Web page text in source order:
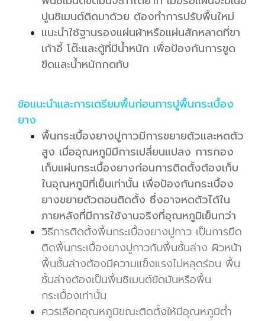
ปูนซิเมนต์ติดมาด้วย ต้องทำการปรับพื้นใหม่
แนะนำใช้ฐานรองแผ่นผ้าหรือแผ่นสักหลาดที่ขา
เก้าอี้ โต๊ะและตู้ที่มีน้ำหนัก เพื่อป้องกันการขูด
ขีดและน้ำหนักกดทับ
ข้อแนะนำและการเตรียมพื้นก่อนการปูพื้นกระเบื้อง
ยาง
พื้นกระเบื้องยางปูกาวมีการขยายตัวและหดตัว
สูง เมื่ออุณหภูมิมีการเปลี่ยนแปลง การกอง
เก็บแผ่นกระเบื้องยางก่อนการติดตั้งต้องเก็บ
ในอุณหภูมิที่เย็นเท่านั้น เพื่อป้องกันกระเบื้อง
ยางขยายตัวตอนติดตั้ง ซึ่งอาจหดตัวได้ใน
ภายหลังที่มีการใช้งานจริงที่อุณหภูมิเย็นกว่า
วิธีการติดตั้งพื้นกระเบื้องยางปูกาว เป็นการยึด
ติดพื้นกระเบื้องยางปูกาวกับพื้นชั้นล่าง ผิวหน้า
พื้นชั้นล่างต้องมีความแข็งแรงไม่หลุดร่อน พื้น
ชั้นล่างต้องเป็นพื้นซิเมนต์ขัดมันหรือพื้น
กระเบื้องเท่านั้น
ควรเลือกอุณหภูมิขณะติดตั้งให้มีอุณหภูมิต่ำ